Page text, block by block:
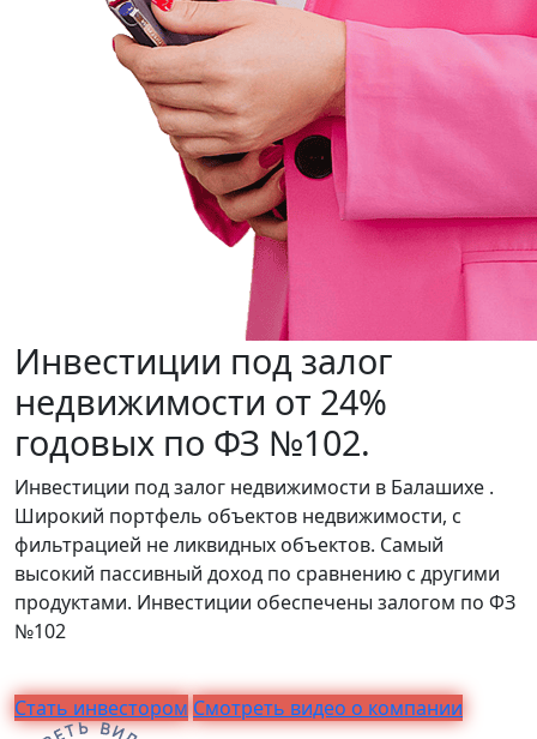
Инвестиции под залог
недвижимости от 24%
годовых по ФЗ №102.
Инвестиции под залог недвижимости в Балашихе .
Широкий портфель объектов недвижимости, с
фильтрацией не ликвидных объектов. Самый
высокий пассивный доход по сравнению с другими
продуктами. Инвестиции обеспечены залогом по ФЗ
№102
Стать инвестором Смотреть видео о компании